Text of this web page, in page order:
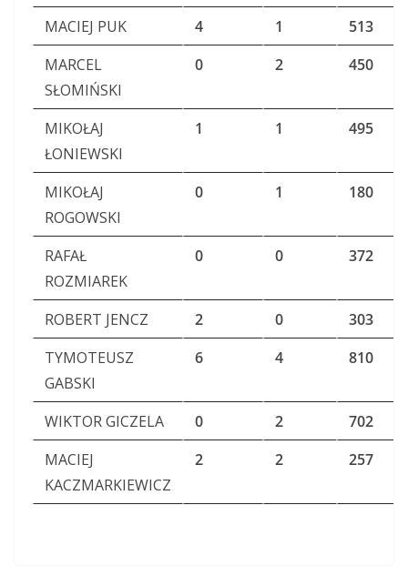
MACIEJ PUK 4 1
513
MARCEL
SŁOMIŃSKI
0 2 450
MIKOŁAJ
ŁONIEWSKI
1 1 495
MIKOŁAJ
ROGOWSKI
0 1 180
RAFAŁ
ROZMIAREK
0 0 372
ROBERT JENCZ 2 0
303
TYMOTEUSZ
GABSKI
6 4 810
WIKTOR GICZELA 0 2
702
MACIEJ
KACZMARKIEWICZ
2 2 257